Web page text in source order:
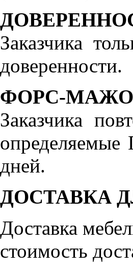
Заказчика
доверенности.
ФОРС-
Заказчика
определяемые
дней.
ДОСТАВКА
Доставка
стоимость